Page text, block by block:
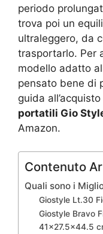
periodo
trova poi un
ultraleggero, da
trasportarlo. Per
modello adatto
pensato bene di
guida
portatili Gio
Amazon.
Contenuto
Quali sono i
Giostyle Lt.30
Giostyle Bravo
41×27.5×44.5